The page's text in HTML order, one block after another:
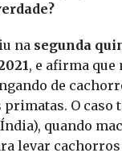
na segunda
, e afirma que
de
O caso
quando
levar